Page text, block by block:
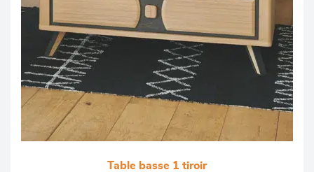
Table basse 1 tiroir